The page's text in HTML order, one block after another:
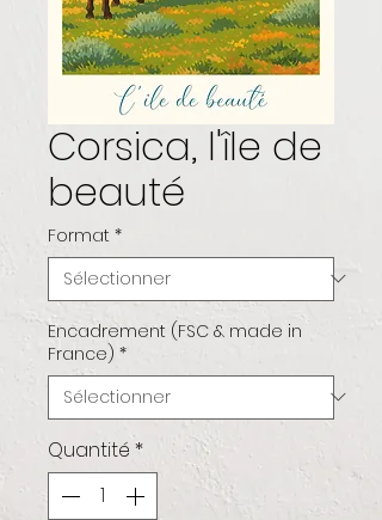
Corsica, l'île de
beauté
Format *
Encadrement (FSC & made in
France) *
Quantité *